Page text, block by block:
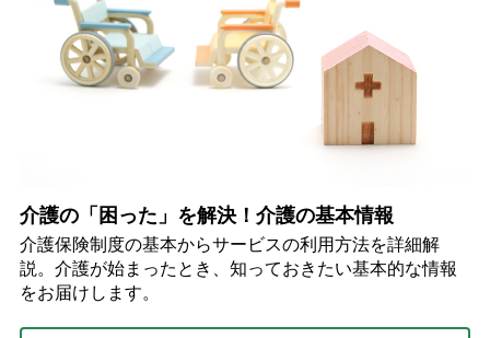
介護の「困った」を解決！介護の基本情報
介護保険制度の基本からサービスの利用方法を詳細解
説。介護が始まったとき、知っておきたい基本的な情報
をお届けします。